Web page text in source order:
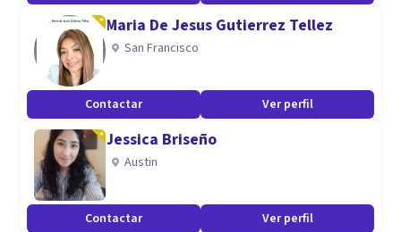
Maria De Jesus Gutierrez Tellez
San Francisco
Contactar Ver perfil
Jessica Briseño
Austin
Contactar Ver perfil